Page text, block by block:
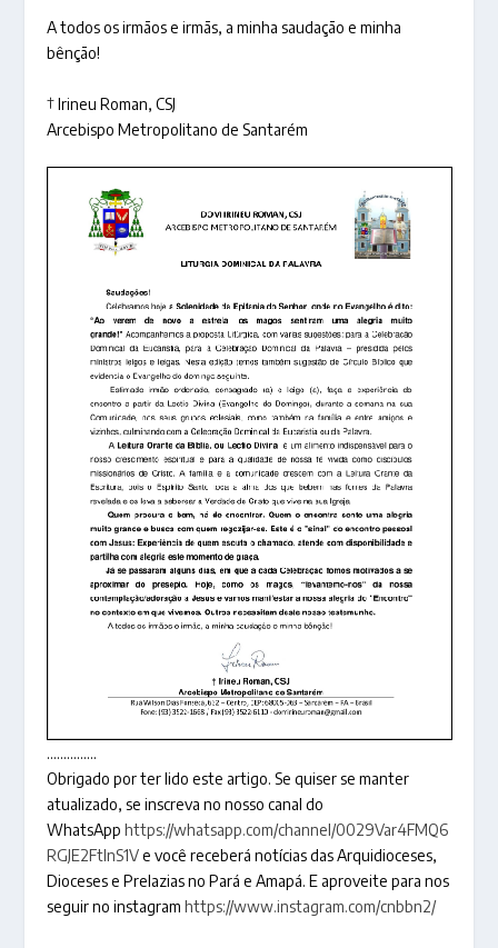
A todos os irmãos e irmãs, a minha saudação e minha
bênção!
† Irineu Roman, CSJ
Arcebispo Metropolitano de Santarém
……………
Obrigado por ter lido este artigo. Se quiser se manter
atualizado, se inscreva no nosso canal do
WhatsApphttps://whatsapp.com/channel/0029Var4FMQ6
RGJE2FtlnS1Ve você receberá notícias das Arquidioceses,
Dioceses e Prelazias no Pará e Amapá. E aproveite para nos
seguir no instagramhttps://www.instagram.com/cnbbn2/